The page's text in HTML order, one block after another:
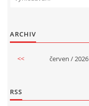
ARCHIV
<< červen / 2026
RSS